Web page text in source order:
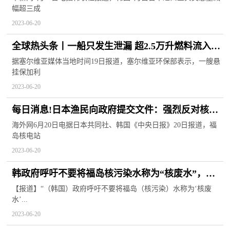
幅超三成
2023-06-20
全球热头条丨一船只发生泄漏 超2.5万升燃料流入多
瑙河塞尔维亚段
据塞尔维亚媒体当地时间19日报道，塞尔维亚环保部表示，一艘悬
挂保加利
2023-06-20
每日消息!日本渔民向政府提交文件：强烈反对核污
水排海
海外网6月20日电据日本共同社、韩国《中央日报》20日报道，福
岛核电站
2023-06-20
韩政府呼吁不要将福岛核污染水称为“核废水”，被
韩网友痛批！
【报道】“（韩国）政府呼吁不要将福岛（核污染）水称为‘核废
水’...
2023-06-20